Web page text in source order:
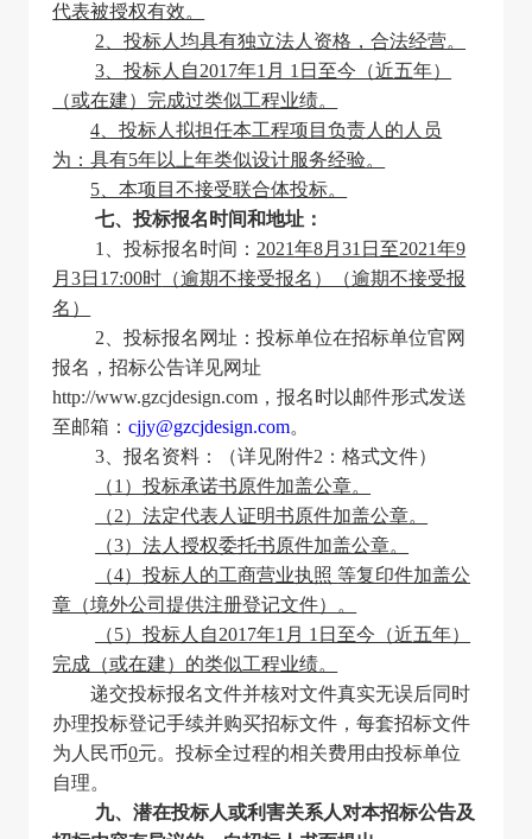
代表被授权有效。
2 、投标人均具有独立法人资格，合法经营。
3 、投标人自2017年1月 1日至今（近五年）
（或在建）完成过类似工程业绩。
4 、投标人拟担任本工程项目负责人的人员
为：具有5年以上年类似设计服务经验。
5 、本项目不接受联合体投标。
七、投标报名时间和地址：
1
、投标报名时间： 2021年8月31日至2021年9
月3日17:00时 （逾期不接受报名）（逾期不接受报
名）
2 、投标报名网址：投标单位在招标单位官网
报名，招标公告详见网址
http://www.gzcjdesign.com，报名时以邮件形式发送
至邮箱：cjjy@gzcjdesign.com。
3 、报名资料：（详见附件2：格式文件）
（1）投标承诺书原件加盖公章。
（2）法定代表人证明书原件加盖公章。
（3）法人授权委托书原件加盖公章。
（4）投标人的工商营业执照等复印件加盖公
章（境外公司提供注册登记文件）。
（5）投标人自2017年1月 1日至今（近五年）
完成（或在建）的类似工程业绩。
递交投标报名文件并核对文件真实无误后同时
办理投标登记手续并购买招标文件，每套招标文件
为人民币0元。投标全过程的相关费用由投标单位
自理。
九、潜在投标人或利害关系人对本招标公告及